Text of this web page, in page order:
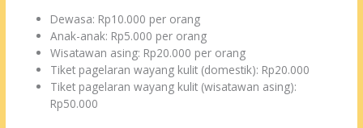
Dewasa: Rp10.000 per orang
Anak-anak: Rp5.000 per orang
Wisatawan asing: Rp20.000 per orang
Tiket pagelaran wayang kulit (domestik): Rp20.000
Tiket pagelaran wayang kulit (wisatawan asing):
Rp50.000